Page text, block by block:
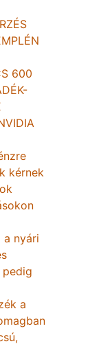
600
kérnek
a nyári
pedig
a